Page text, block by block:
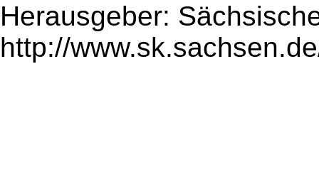
Herausgeber:
http://